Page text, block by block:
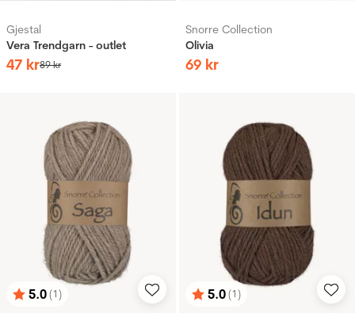
Gjestal
Vera Trendgarn - outlet
47 kr89kr
Snorre Collection
Olivia
69 kr
Betyg:
5.0(1)
utav 5 stjärnor Betyg:
5.0(1)
utav 5 stjärnor